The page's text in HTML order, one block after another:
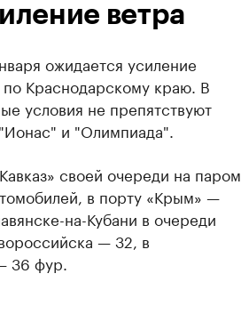
ветра
ожидается усиление
Краснодарскому краю. В
условия не препятствуют
и "Олимпиада".
своей очереди на паром
в порту «Крым» —
на-Кубани в очереди
— 32, в
36 фур.